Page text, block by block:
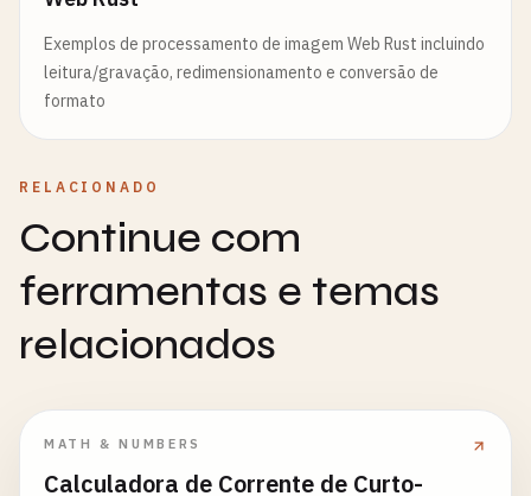
Exemplos de processamento de imagem Web Rust incluindo
leitura/gravação, redimensionamento e conversão de
formato
RELACIONADO
Continue com
ferramentas e temas
relacionados
MATH & NUMBERS
Calculadora de Corrente de Curto-